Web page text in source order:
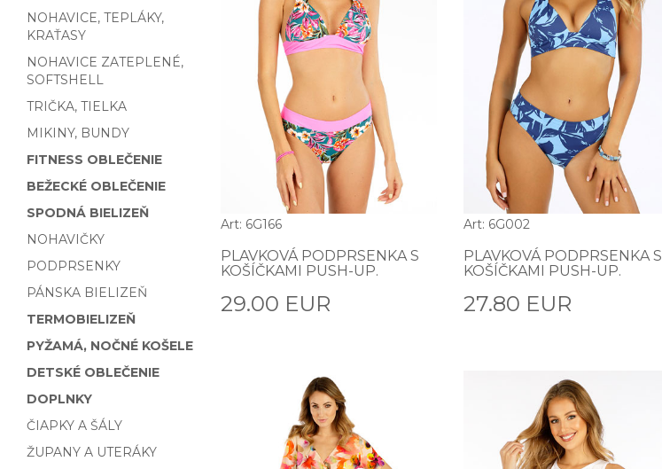
NOHAVICE, TEPLÁKY,
KRAŤASY
NOHAVICE ZATEPLENÉ,
SOFTSHELL
TRIČKA, TIELKA
MIKINY, BUNDY
FITNESS OBLEČENIE
BEŽECKÉ OBLEČENIE
SPODNÁ BIELIZEŇ
NOHAVIČKY
PODPRSENKY
PÁNSKA BIELIZEŇ
TERMOBIELIZEŇ
PYŽAMÁ, NOČNÉ KOŠELE
DETSKÉ OBLEČENIE
DOPLNKY
ČIAPKY A ŠÁLY
ŽUPANY A UTERÁKY
Art: 6G166
PLAVKOVÁ PODPRSENKA S
KOŠÍČKAMI PUSH-UP.
29.00 EUR
Art: 6G002
PLAVKOVÁ PODPRSENKA S
KOŠÍČKAMI PUSH-UP.
27.80 EUR